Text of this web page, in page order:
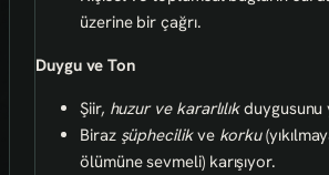
üzerine bir çağrı.
Duygu ve Ton
Şiir, huzur ve kararlılıkduygusunu
Biraz şüphecilikve korku
ölümüne sevmeli) karışıyor.